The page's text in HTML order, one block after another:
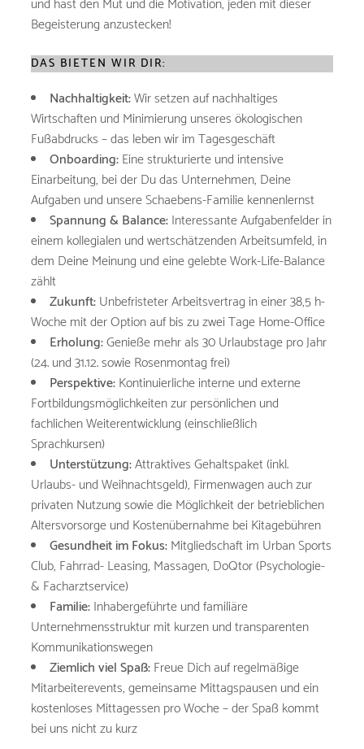
Begeisterung anzustecken!
DAS BIETEN WIR DIR:
Nachhaltigkeit:Wir setzen auf nachhaltiges
Wirtschaften und Minimierung unseres ökologischen
Fußabdrucks – das leben wir im Tagesgeschäft
Onboarding:Eine strukturierte und intensive
Einarbeitung, bei der Du das Unternehmen, Deine
Aufgaben und unsere Schaebens-Familie kennenlernst
Spannung & Balance:Interessante Aufgabenfelder in
einem kollegialen und wertschätzenden Arbeitsumfeld, in
dem Deine Meinung und eine gelebte Work-Life-Balance
zählt
Zukunft:Unbefristeter Arbeitsvertrag in einer 38,5 h-
Woche mit der Option auf bis zu zwei Tage Home-Office
Erholung:Genieße mehr als 30 Urlaubstage pro Jahr
(24. und 31.12. sowie Rosenmontag frei)
Perspektive:Kontinuierliche interne und externe
Fortbildungsmöglichkeiten zur persönlichen und
fachlichen Weiterentwicklung (einschließlich
Sprachkursen)
Unterstützung:Attraktives Gehaltspaket (inkl.
Urlaubs- und Weihnachtsgeld), Firmenwagen auch zur
privaten Nutzung sowie die Möglichkeit der betrieblichen
Altersvorsorge und Kostenübernahme bei Kitagebühren
Gesundheit im Fokus:Mitgliedschaft im Urban Sports
Club, Fahrrad- Leasing, Massagen, DoQtor (Psychologie-
& Facharztservice)
Familie:Inhabergeführte und familiäre
Unternehmensstruktur mit kurzen und transparenten
Kommunikationswegen
Ziemlich viel Spaß:Freue Dich auf regelmäßige
Mitarbeiterevents, gemeinsame Mittagspausen und ein
kostenloses Mittagessen pro Woche – der Spaß kommt
bei uns nicht zu kurz